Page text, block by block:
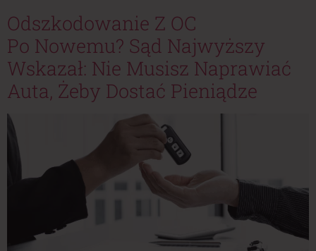
Odszkodowanie Z OC
Po Nowemu? Sąd Najwyższy
Wskazał: Nie Musisz Naprawiać
Auta, Żeby Dostać Pieniądze